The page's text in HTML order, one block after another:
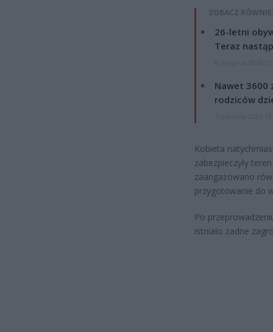
ZOBACZ
26-letni
Teraz
Nawet 3600
rodziców
Kobieta
zabezpieczyły
zaangażowano
przygotowanie do
Po
istniało żadne